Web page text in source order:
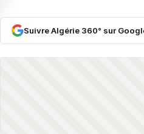
Suivre Algérie 360° sur